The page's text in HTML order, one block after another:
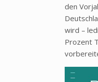
den
wird –
Prozent